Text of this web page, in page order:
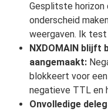
Gesplitste
onderscheid
weergaven. Ik
NXDOMAIN blijft
aangemaakt:
blokkeert voor
negatieve TTL en
Onvolledige